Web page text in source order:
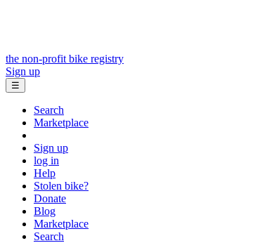
the non-profit bike registry
Sign up
☰
Search
Marketplace
Sign up
log in
Help
Stolen bike?
Donate
Blog
Marketplace
Search